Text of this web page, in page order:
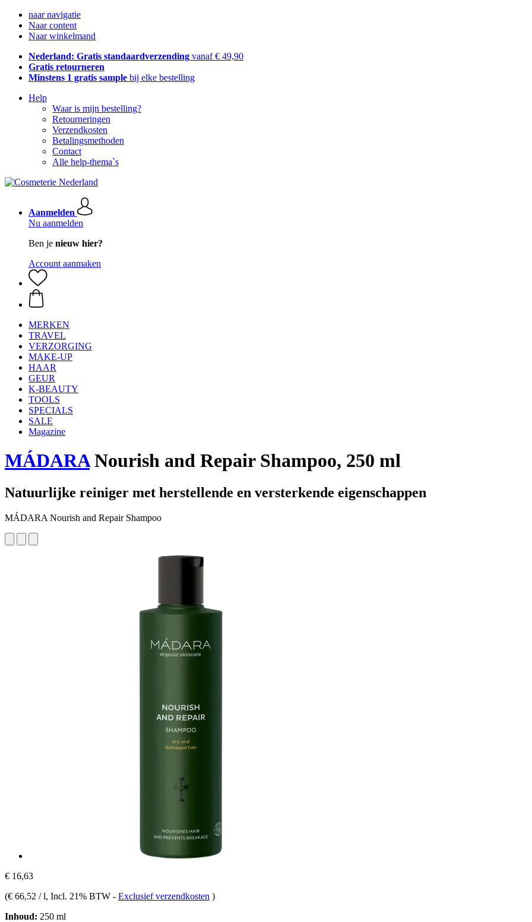
naar navigatie
Naar content
Naar winkelmand
Nederland: Gratis standaardverzending vanaf € 49,90
Gratis retourneren
Minstens 1 gratis sample bij elke bestelling
Help
Waar is mijn bestelling?
Retourneringen
Verzendkosten
Betalingsmethoden
Contact
Alle help-thema`s
Aanmelden
Nu aanmelden
Ben je nieuw hier?
Account aanmaken
MERKEN
TRAVEL
VERZORGING
MAKE-UP
HAAR
GEUR
K-BEAUTY
TOOLS
SPECIALS
SALE
Magazine
MÁDARANourish and Repair Shampoo, 250 ml
Natuurlijke reiniger met herstellende en versterkende eigenschappen
MÁDARA Nourish and Repair Shampoo
€ 16,63
(€ 66,52 / l, Incl. 21% BTW - Exclusief verzendkosten )
Inhoud: 250 ml